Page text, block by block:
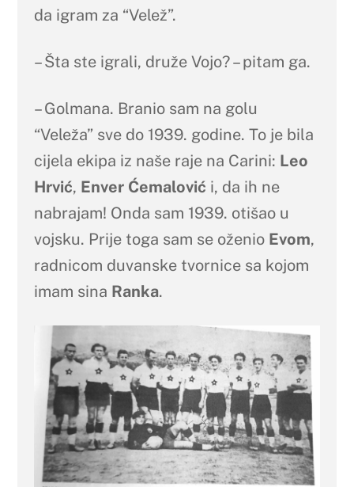
da igram za “Velež”.
– Šta ste igrali, druže Vojo? – pitam ga.
– Golmana. Branio sam na golu
“Veleža” sve do 1939. godine. To je bila
cijela ekipa iz naše raje na Carini: Leo
Hrvić, Enver Ćemalović i, da ih ne
nabrajam! Onda sam 1939. otišao u
vojsku. Prije toga sam se oženio Evom,
radnicom duvanske tvornice sa kojom
imam sina Ranka.